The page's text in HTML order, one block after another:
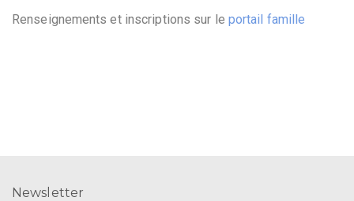
Renseignements et inscriptions sur le portail famille
Newsletter